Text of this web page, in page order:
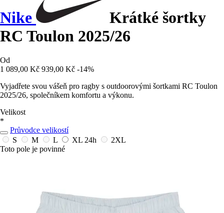
Nike
Krátké šortky
RC Toulon 2025/26
Od
1 089,00 Kč 939,00 Kč -14%
Vyjadřete svou vášeň pro ragby s outdoorovými šortkami RC Toulon
2025/26, společníkem komfortu a výkonu.
Velikost
*
Průvodce velikostí
S
M L XL 24h
2XL
Toto pole je povinné